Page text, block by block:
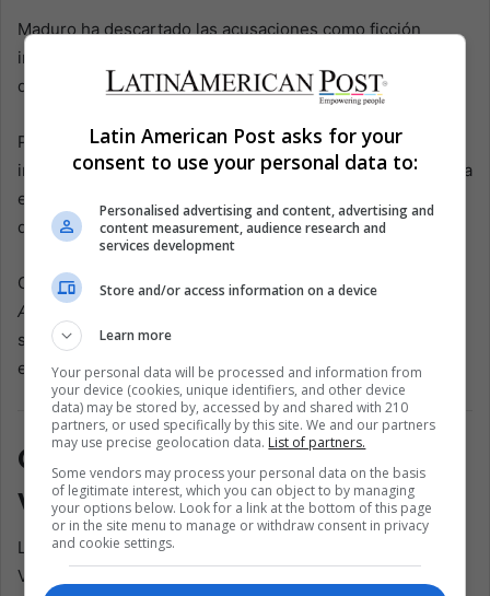
Maduro ha descartado las acusaciones como ficción
imperialista. “Puras mentiras para robarnos el petróleo”,
declaró en 2020.
Pero el momento no podría ser peor para Caracas. Los
ingresos petroleros han caído un 80% desde 2015, y con la
economía devastada, el contrabando—de cocaína, oro y
diésel—se ha convertido en un salvavidas.
Como escribió el politólogo Javier Corrales en
American Politics and Society
solo ha tolerado las economías ilícitas. Ha dependido de
ellas.
Ondas regionales—y lo que
viene
La confesión de Carvajal no es solo una bomba en
Venezuela. Es un terremoto en toda América Latina.
Latin American Post asks for your
consent to use your personal data to:
Personalised advertising and content, advertising and
content measurement, audience research and
services development
Store and/or access information on a device
Learn more
Your personal data will be processed and information from
your device (cookies, unique identifiers, and other device
data) may be stored by, accessed by and shared with 210
partners, or used specifically by this site. We and our partners
may use precise geolocation data. List of partners.
Some vendors may process your personal data on the basis
of legitimate interest, which you can object to by managing
your options below. Look for a link at the bottom of this page
or in the site menu to manage or withdraw consent in privacy
and cookie settings.